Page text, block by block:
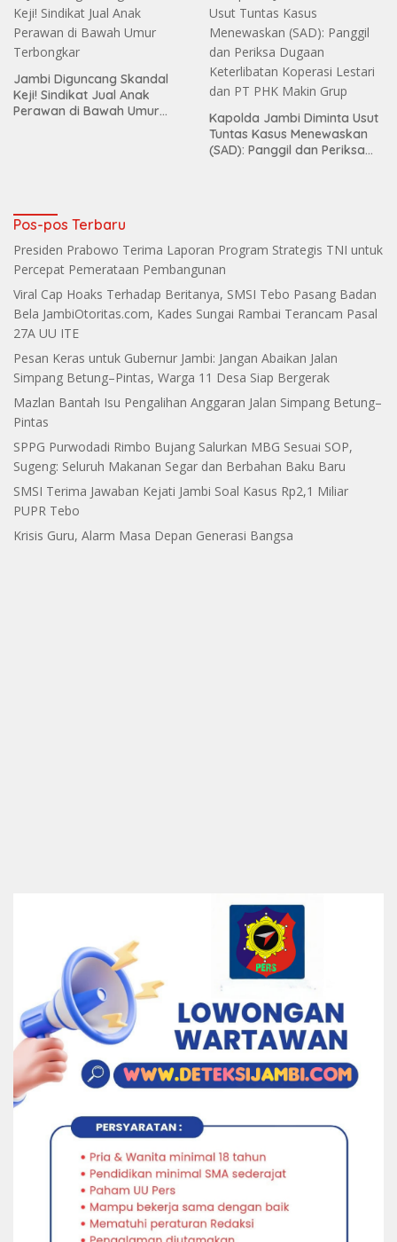
Jambi Diguncang Skandal
Keji! Sindikat Jual Anak
Perawan di Bawah Umur
Kapolda Jambi Diminta Usut
Tuntas Kasus Menewaskan
(SAD): Panggil dan Periksa
Pos-pos Terbaru
Presiden Prabowo Terima Laporan Program Strategis TNI untuk
Percepat Pemerataan Pembangunan
Viral Cap Hoaks Terhadap Beritanya, SMSI Tebo Pasang Badan
Bela JambiOtoritas.com, Kades Sungai Rambai Terancam Pasal
27A UU ITE
Pesan Keras untuk Gubernur Jambi: Jangan Abaikan Jalan
Simpang Betung–Pintas, Warga 11 Desa Siap Bergerak
Mazlan Bantah Isu Pengalihan Anggaran Jalan Simpang Betung–
Pintas
SPPG Purwodadi Rimbo Bujang Salurkan MBG Sesuai SOP,
Sugeng: Seluruh Makanan Segar dan Berbahan Baku Baru
SMSI Terima Jawaban Kejati Jambi Soal Kasus Rp2,1 Miliar
PUPR Tebo
Krisis Guru, Alarm Masa Depan Generasi Bangsa